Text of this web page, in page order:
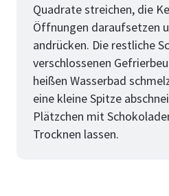
Quadrate streichen, die
Öffnungen daraufsetzen
andrücken. Die restliche
verschlossenen
heißen Wasserbad
eine kleine Spitze
Plätzchen mit
Trocknen lassen.